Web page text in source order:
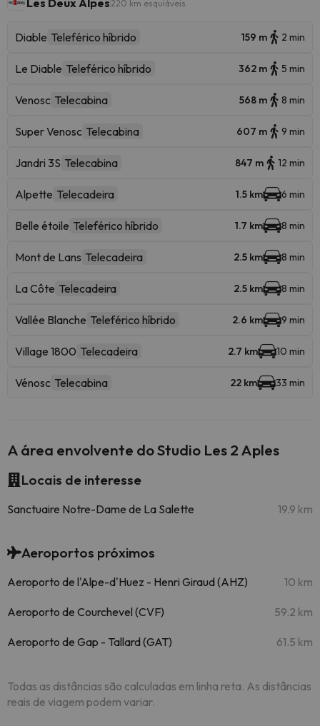
Les Deux Alpes 220 km esquiáveis
Diable Teleférico híbrido 159 m 2 min
Le Diable Teleférico híbrido 362 m 5 min
Venosc Telecabina 568 m 8 min
Super Venosc Telecabina 607 m 9 min
Jandri 3S Telecabina 847 m 12 min
Alpette Telecadeira 1.5 km 6 min
Belle étoile Teleférico híbrido 1.7 km 8 min
Mont de Lans Telecadeira 2.5 km 8 min
La Côte Telecadeira 2.5 km 8 min
Vallée Blanche Teleférico híbrido 2.6 km 9 min
Village 1800 Telecadeira 2.7 km 10 min
Vénosc Telecabina 22 km 33 min
A área envolvente do Studio Les 2 Aples
Locais de interesse
Sanctuaire Notre-Dame de La Salette 19.9 km
Aeroportos próximos
Aeroporto de l'Alpe-d'Huez - Henri Giraud (AHZ) 10 km
Aeroporto de Courchevel (CVF) 59.2 km
Aeroporto de Gap - Tallard (GAT) 61.5 km
Todas as distâncias são calculadas em linha reta. As distâncias
reais de viagem podem variar.